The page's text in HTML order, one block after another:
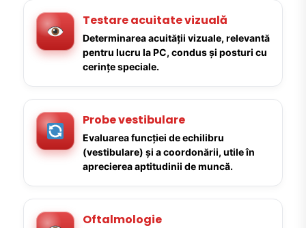
Testare acuitate vizuală
Determinarea acuității vizuale, relevantă
pentru lucru la PC, condus și posturi cu
cerințe speciale.
Probe vestibulare
Evaluarea funcției de echilibru
(vestibulare) și a coordonării, utile în
aprecierea aptitudinii de muncă.
Oftalmologie